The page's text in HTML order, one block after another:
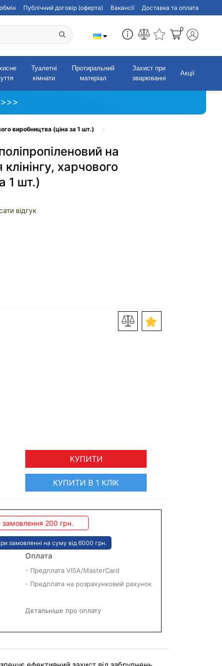
Публічний договір (оферта) Вакансії Доставка та оплата
0
Туалетні
кімнати
Протиральний
матеріал
Захист при
зварюванні
Акції
>>>
виробництва (ціна за 1 шт.)
на
харчового
1 шт.)
відгук
КУПИТИ
КУПИТИ В 1 КЛІК
замовлення 200 грн.
замовленні на суму від 6000 грн.
Оплата
- Предплата VISA/MasterCard
- Предплата на розрахунковий рахунок
Детальніше про оплату